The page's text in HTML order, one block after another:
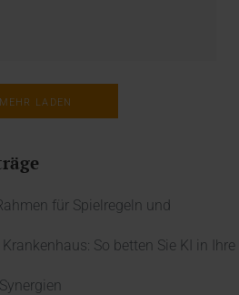
MEHR LADEN
für Spielregeln und
So betten Sie KI in Ihre